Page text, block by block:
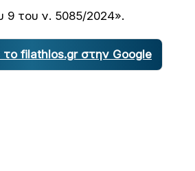
9 του ν. 5085/2024».
filathlos.gr στην Google